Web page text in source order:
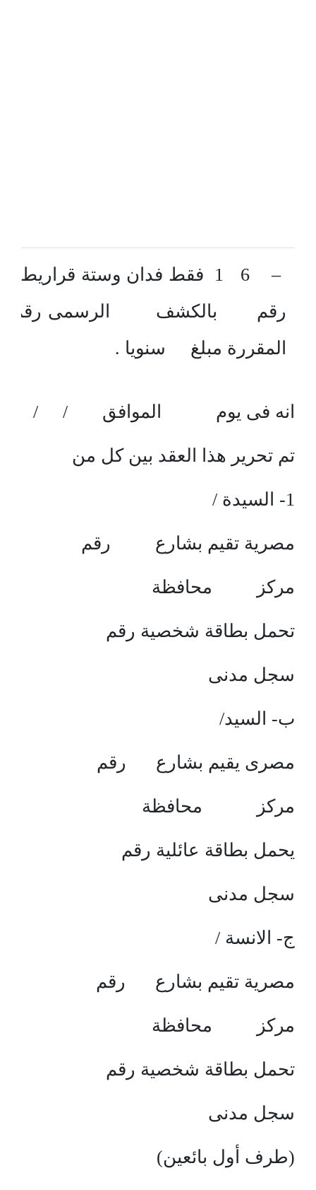
– 6 1 فقط فدان وستة قراريط
رقم بالكشف الرسمى رقم
المقررة مبلغ سنويا .
انه فى يوم الموافق / /
تم تحرير هذا العقد بين كل من
1- السيدة /
مصرية تقيم بشارع رقم
مركز محافظة
تحمل بطاقة شخصية رقم
سجل مدنى
ب- السيد/
مصرى يقيم بشارع رقم
مركز محافظة
يحمل بطاقة عائلية رقم
سجل مدنى
ج- الانسة /
مصرية تقيم بشارع رقم
مركز محافظة
تحمل بطاقة شخصية رقم
سجل مدنى
(طرف أول بائعين)